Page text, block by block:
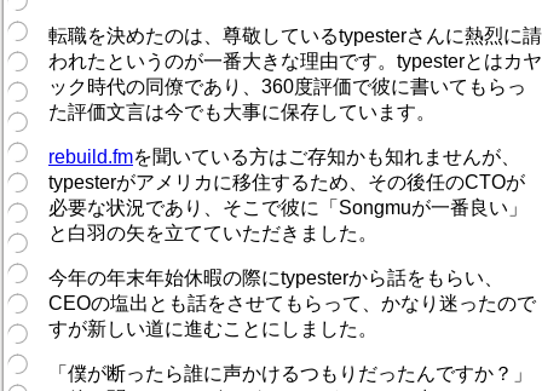
転職を決めたのは、尊敬しているtypesterさんに熱烈に請
われたというのが一番大きな理由です。typesterとはカヤ
ック時代の同僚であり、360度評価で彼に書いてもらっ
た評価文言は今でも大事に保存しています。
rebuild.fmを聞いている方はご存知かも知れませんが、
typesterがアメリカに移住するため、その後任のCTOが
必要な状況であり、そこで彼に「Songmuが一番良い」
と白羽の矢を立てていただきました。
今年の年末年始休暇の際にtypesterから話をもらい、
CEOの塩出とも話をさせてもらって、かなり迷ったので
すが新しい道に進むことにしました。
「僕が断ったら誰に声かけるつもりだったんですか？」